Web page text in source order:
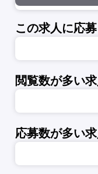
この求人に応
閲覧数が多い
応募数が多い